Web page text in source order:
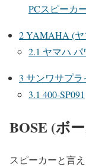
PCスピーカ
2YAMAHA (ヤ
2.1 ヤマハ
3 サンワサプラ
3.1 400-SP091
BOSE (ボ
スピーカーと言